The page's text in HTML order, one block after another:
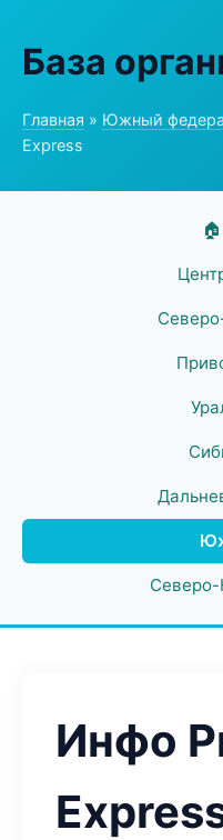
База
Главная » Южный
Express
Инфо